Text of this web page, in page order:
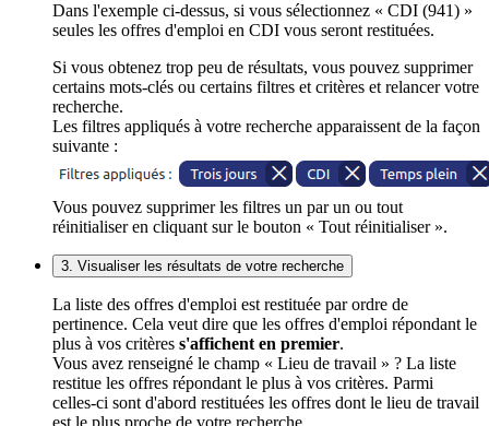
Dans l'exemple ci-dessus, si vous sélectionnez « CDI (941) »
seules les offres d'emploi en CDI vous seront restituées.
Si vous obtenez trop peu de résultats, vous pouvez supprimer
certains mots-clés ou certains filtres et critères et relancer votre
recherche.
Les filtres appliqués à votre recherche apparaissent de la façon
suivante :
Vous pouvez supprimer les filtres un par un ou tout
réinitialiser en cliquant sur le bouton « Tout réinitialiser ».
3. Visualiser les résultats de votre recherche
La liste des offres d'emploi est restituée par ordre de
pertinence. Cela veut dire que les offres d'emploi répondant le
plus à vos critères s'affichent en premier.
Vous avez renseigné le champ « Lieu de travail » ? La liste
restitue les offres répondant le plus à vos critères. Parmi
celles-ci sont d'abord restituées les offres dont le lieu de travail
est le plus proche de votre recherche.